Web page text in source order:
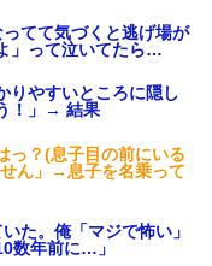
んだｗｗｗｗｗ」俺
かわれたけど、実はと
参加してたんだけど、
達とやりなよ！」と言
てて気づくと逃げ場が
」って泣いてたら…
りやすいところに隠し
！」→ 結果
っ？(息子目の前にいる
ん」→息子を名乗って
た。俺「マジで怖い」
数年前に…」